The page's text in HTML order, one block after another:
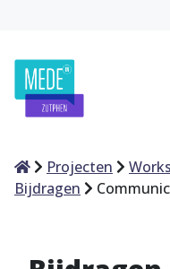
HomeProjecten
Bijdragen